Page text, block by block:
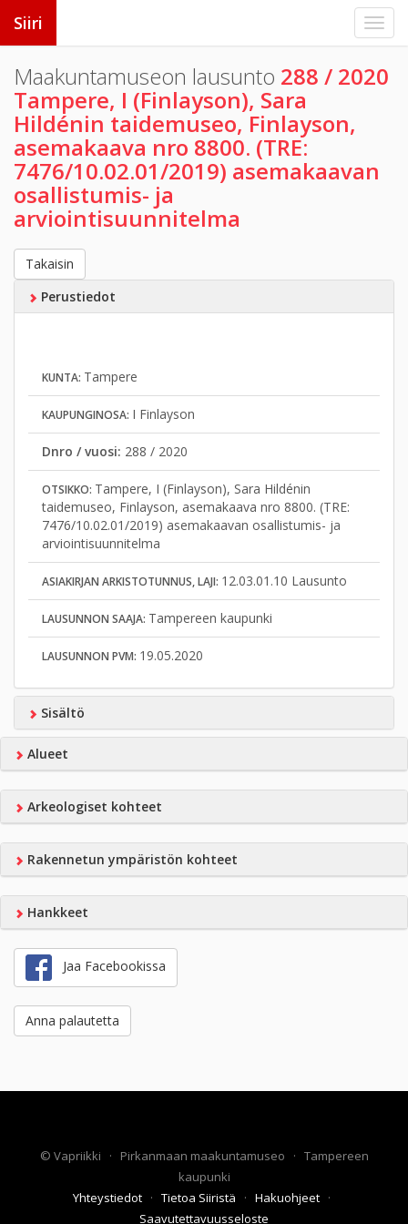
Siiri
Maakuntamuseon lausunto 288 / 2020
Tampere, I (Finlayson), Sara
Hildénin taidemuseo, Finlayson,
asemakaava nro 8800. (TRE:
7476/10.02.01/2019) asemakaavan
osallistumis- ja
arviointisuunnitelma
Takaisin
Perustiedot
KUNTA: Tampere
KAUPUNGINOSA: I Finlayson
Dnro / vuosi: 288 / 2020
OTSIKKO: Tampere, I (Finlayson), Sara Hildénin
taidemuseo, Finlayson, asemakaava nro 8800. (TRE:
7476/10.02.01/2019) asemakaavan osallistumis- ja
arviointisuunnitelma
ASIAKIRJAN ARKISTOTUNNUS, LAJI: 12.03.01.10 Lausunto
LAUSUNNON SAAJA: Tampereen kaupunki
LAUSUNNON PVM: 19.05.2020
Sisältö
Alueet
Arkeologiset kohteet
Rakennetun ympäristön kohteet
Hankkeet
Jaa Facebookissa
Anna palautetta
© Vapriikki · Pirkanmaan maakuntamuseo · Tampereen
kaupunki
Yhteystiedot · Tietoa Siiristä · Hakuohjeet ·
Saavutettavuusseloste